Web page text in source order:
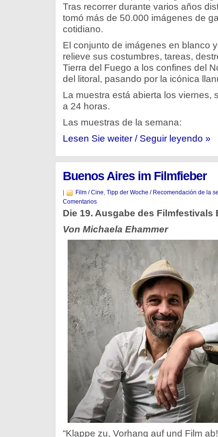
Tras recorrer durante varios años
tomó más de 50.000 imágenes de
cotidiano.
El conjunto de imágenes en blanco
relieve sus costumbres, tareas,
Tierra del Fuego a los confines del
del litoral, pasando por la icónica
La muestra está abierta los viernes,
a 24 horas.
Las muestras de la semana:
Lesen Sie weiter / Seguir leyendo »
Buenos Aires im Filmfieber
Film / Cine, Tipp der Woche / Recomendación de la
Comentarios
Die 19. Ausgabe des Filmfestivals
Von Michaela Ehammer
“Klappe zu, Vorhang auf und Film